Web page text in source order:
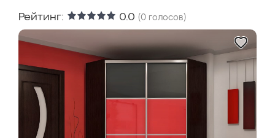
Рейтинг: 0.0 (0 голосов)